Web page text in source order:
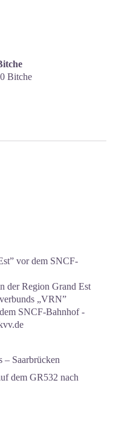
Bitche
vor dem SNCF-
der Region Grand Est
„VRN”
SNCF-Bahnhof -
– Saarbrücken
dem GR532 nach